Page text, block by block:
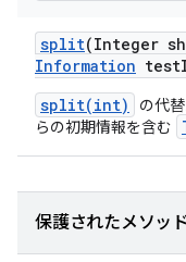
split(Integer
Information test
split(int)
の代
らの初期情報を含む
保護されたメソッド